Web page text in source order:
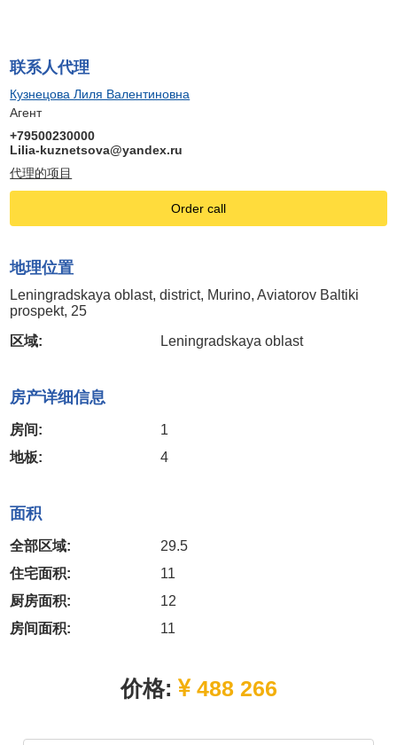
联系人代理
Кузнецова Лиля Валентиновна
Агент
+79500230000
Lilia-kuznetsova@yandex.ru
代理的项目
Order call
地理位置
Leningradskaya oblast, district, Murino, Aviatorov Baltiki
prospekt, 25
区域:
Leningradskaya oblast
房产详细信息
房间:
1
地板:
4
面积
全部区域:
29.5
住宅面积:
11
厨房面积:
12
房间面积:
11
价格: 488 266